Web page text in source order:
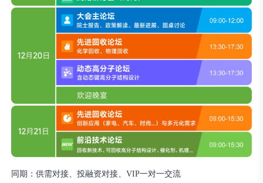
同期：供需对接、投融资对接、VIP一对一交流